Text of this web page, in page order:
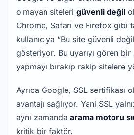
olmayan siteleri güvenli değil
Chrome, Safari ve Firefox gibi
kullanıcıya “Bu site güvenli
gösteriyor. Bu uyarıyı gören bir
yapmayı bırakıp rakip sitelere
Ayrıca Google, SSL sertifikası
avantajı sağlıyor. Yani SSL
aynı zamanda arama motoru
kritik bir faktör.